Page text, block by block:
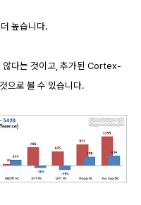
높습니다.
다는 것이고, 추가된 Cortex-
으로 볼 수 있습니다.